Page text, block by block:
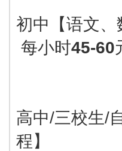
初中【语文
每小时45-60
高中/三校生/
程】